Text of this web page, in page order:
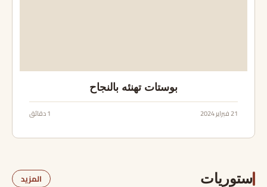
بوستات تهنئه بالنجاح
21 فبراير 2024 1 دقائق
ستوريات المزيد